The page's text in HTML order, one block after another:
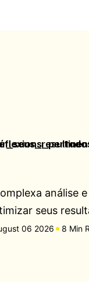
análise
seus
06 2026 8 Min